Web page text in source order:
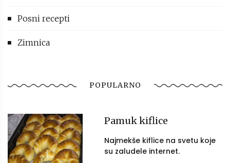
Posni recepti
Zimnica
POPULARNO
Pamuk kiflice
Najmekše kiflice na svetu koje
su zaludele internet.